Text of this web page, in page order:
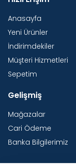
Anasayfa
Yeni Ürünler
İndirimdekiler
Müşteri Hizmetleri
Sepetim
Gelişmiş
Mağazalar
Cari Ödeme
Banka Bilgilerimiz